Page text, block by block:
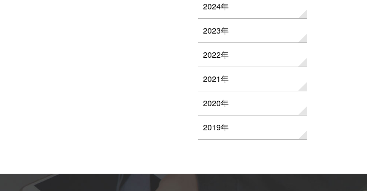
2024年
2023年
2022年
2021年
2020年
2019年